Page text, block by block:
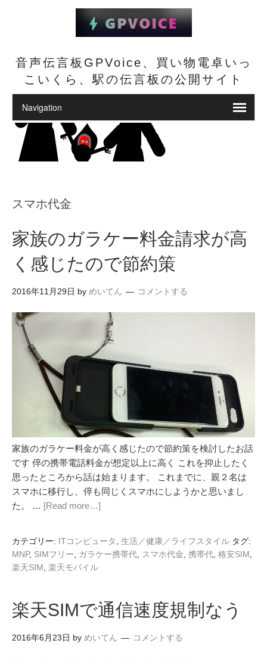
音声伝言板GPVoice、買い物電卓いっ
こいくら、駅の伝言板の公開サイト
スマホ代金
家族のガラケー料金請求が高
く感じたので節約策
2016年11月29日 by めいてん コメントする
家族のガラケー料金が高く感じたので節約策を検討したお話
です 倅の携帯電話料金が想定以上に高く これを抑止したく
思ったところから話は始まります。 これまでに、親２名は
スマホに移行し、倅も同じくスマホにしようかと思いまし
た。 … [Read more…]
カテゴリー: ITコンピュータ 生活／健康／ライフスタイル タグ:
MNP, SIMフリー ガラケー携帯代 スマホ代金 携帯代 格安SIM
楽天SIM 楽天モバイル
楽天SIMで通信速度規制なう
2016年6月23日 by めいてん コメントする